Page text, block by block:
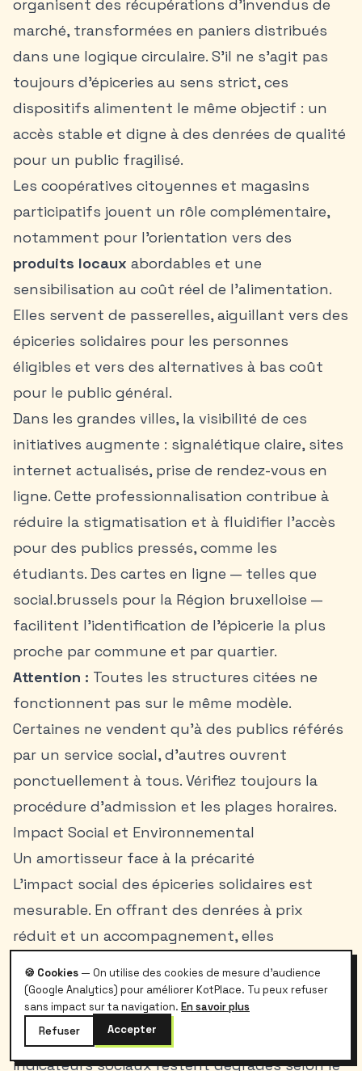
organisent des récupérations d’invendus de
marché, transformées en paniers distribués
dans une logique circulaire. S’il ne s’agit pas
toujours d’épiceries au sens strict, ces
dispositifs alimentent le même objectif : un
accès stable et digne à des denrées de qualité
pour un public fragilisé.
Les coopératives citoyennes et magasins
participatifs jouent un rôle complémentaire,
notamment pour l’orientation vers des
produits locaux abordables et une
sensibilisation au coût réel de l’alimentation.
Elles servent de passerelles, aiguillant vers des
épiceries solidaires pour les personnes
éligibles et vers des alternatives à bas coût
pour le public général.
Dans les grandes villes, la visibilité de ces
initiatives augmente : signalétique claire, sites
internet actualisés, prise de rendez-vous en
ligne. Cette professionnalisation contribue à
réduire la stigmatisation et à fluidifier l’accès
pour des publics pressés, comme les
étudiants. Des cartes en ligne — telles que
social.brussels pour la Région bruxelloise —
facilitent l’identification de l’épicerie la plus
proche par commune et par quartier.
Attention : Toutes les structures citées ne
fonctionnent pas sur le même modèle.
Certaines ne vendent qu’à des publics référés
par un service social, d’autres ouvrent
ponctuellement à tous. Vérifiez toujours la
procédure d’admission et les plages horaires.
Impact Social et Environnemental
Un amortisseur face à la précarité
L’impact social des épiceries solidaires est
mesurable. En offrant des denrées à prix
réduit et un accompagnement, elles
et à stabiliser lesbudgets. En Belgique, le taux
de risque de pauvreté ou d’exclusion sociale
atteint 21,4% (Statbel). À Bruxelles, les
indicateurs sociaux restent dégradés selon le
🍪 Cookies — On utilise des cookies de mesure d'audience
(Google Analytics) pour améliorer KotPlace. Tu peux refuser
sans impact sur ta navigation. En savoir plus
Refuser
Accepter